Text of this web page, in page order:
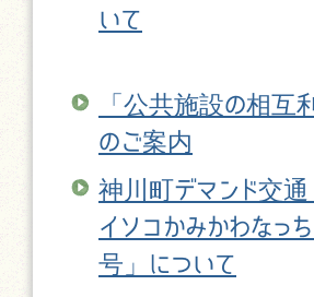
いて
「公共施設の相互
のご案内
神川町デマンド交通
イソコかみかわなっち
号」について